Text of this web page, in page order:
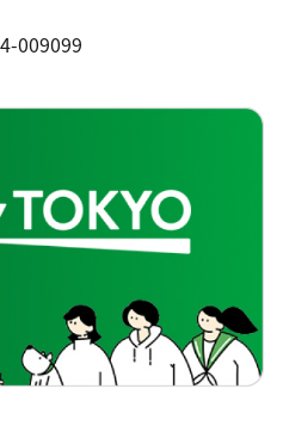
009099